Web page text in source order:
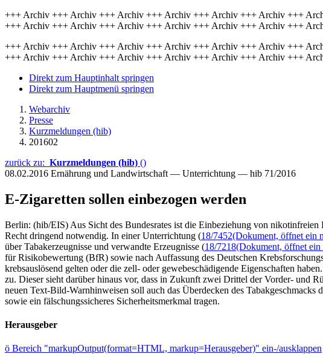
+++ Archiv +++ Archiv +++ Archiv +++ Archiv +++ Archiv +++ Archiv +++
+++ Archiv +++ Archiv +++ Archiv +++ Archiv +++ Archiv +++ Archiv +++
+++ Archiv +++ Archiv +++ Archiv +++ Archiv +++ Archiv +++ Archiv +++
+++ Archiv +++ Archiv +++ Archiv +++ Archiv +++ Archiv +++ Archiv +++
Direkt zum Hauptinhalt springen
Direkt zum Hauptmenü springen
Webarchiv
Presse
Kurzmeldungen (hib)
201602
zurück zu: Kurzmeldungen (hib) ()
08.02.2016 Ernährung und Landwirtschaft — Unterrichtung — hib 71/2016
E-Zigaretten sollen einbezogen werden
Berlin: (hib/EIS) Aus Sicht des Bundesrates ist die Einbeziehung von
Recht dringend notwendig. In einer Unterrichtung (18/7452(Dokument, öffnet ein
über Tabakerzeugnisse und verwandte Erzeugnisse (18/7218(Dokument, öffnet ein
für Risikobewertung (BfR) sowie nach Auffassung des Deutschen
krebsauslösend gelten oder die zell- oder gewebeschädigende Eigenschaften
zu. Dieser sieht darüber hinaus vor, dass in Zukunft zwei Drittel der Vorder- und
neuen Text-Bild-Warnhinweisen soll auch das Überdecken des
sowie ein fälschungssicheres Sicherheitsmerkmal tragen.
Herausgeber
ö Bereich "markupOutput(format=HTML, markup=Herausgeber)" ein-/ausklappen